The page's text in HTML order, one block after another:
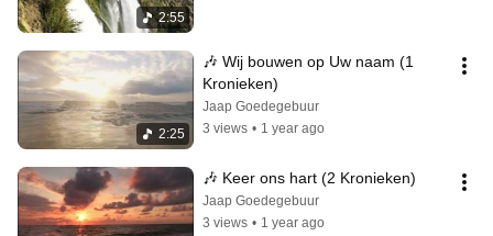
2:55
2:25
🎶 Wij bouwen op Uw naam (1
Kronieken)
Jaap Goedegebuur
3 views • 1 year ago
🎶 Keer ons hart (2 Kronieken)
Jaap Goedegebuur
3 views • 1 year ago